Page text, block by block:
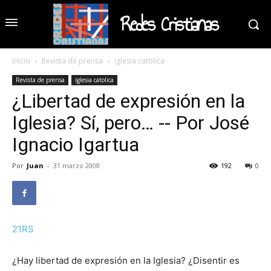
Redes Cristianas
Inicio Revista de prensa iglesia catolica
Revista de prensa iglesia catolica
¿Libertad de expresión en la
Iglesia? Sí, pero… -- Por José
Ignacio Igartua
Por Juan - 31 marzo 2008 0
192
21RS
¿Hay libertad de expresión en la Iglesia? ¿Disentir es